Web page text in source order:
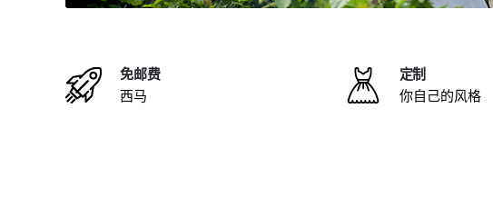
免邮费
西马
定制
你自己的风格